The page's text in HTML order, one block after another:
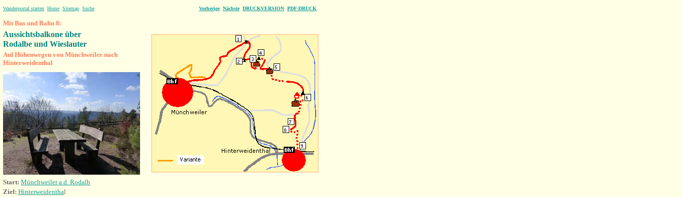
Wanderportal starten Home Sitemap Suche Vorherige Nächste DRUCKVERSION PDF-DRUCK
Mit Bus und Bahn 8:
Aussichtsbalkone über
Rodalbe und Wieslauter
Auf Höhenwegen von Münchweiler nach
Hinterweidenthal
Start: Münchweiler a.d. Rodalb
Ziel: Hinterweidenthal